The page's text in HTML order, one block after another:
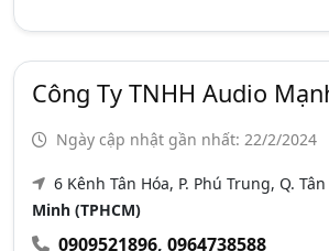
Công Ty TNHH Audio
Ngày cập nhật gần nhất: 22/2/2024
6 Kênh Tân Hóa, P. Phú Trung, Q.
Minh (TPHCM)
0909521896, 0964738588